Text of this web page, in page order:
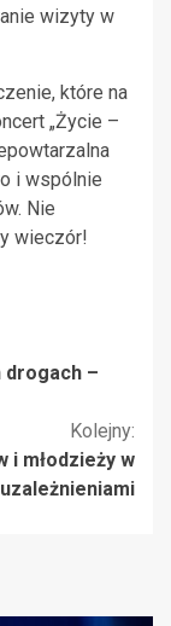
wizyty w
które na
„Życie –
i wspólnie
Nie
wieczór!
–
Kolejny:
i młodzieży w